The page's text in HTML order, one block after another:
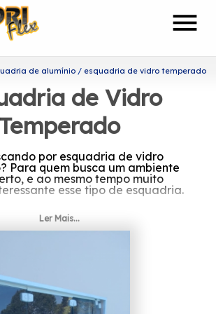
menu
de alumínio esquadria de vidro temperado
de Vidro
Temperado
por esquadria de vidro
Para quem busca um ambiente
e ao mesmo tempo muito
esse tipo de esquadria.
achar esquadria de
temperado?
2002, a Esquadriflex é uma das
bem cotadas do segmento de
Seus colaboradores são
e buscam a total satisfação em
cada pedido.
Ler Mais...